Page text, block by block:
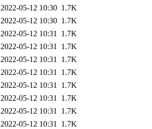
2022-05-12 10:30 1.7K
2022-05-12 10:30 1.7K
2022-05-12 10:31 1.7K
2022-05-12 10:31 1.7K
2022-05-12 10:31 1.7K
2022-05-12 10:31 1.7K
2022-05-12 10:31 1.7K
2022-05-12 10:31 1.7K
2022-05-12 10:31 1.7K
2022-05-12 10:31 1.7K